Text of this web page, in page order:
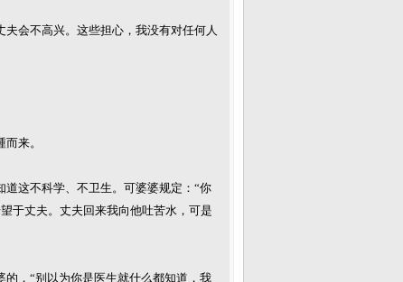
会不高兴。这些担心，我没有对任何人
来。
这不科学、不卫生。可婆婆规定：“你
于丈夫。丈夫回来我向他吐苦水，可是
，“别以为你是医生就什么都知道，我